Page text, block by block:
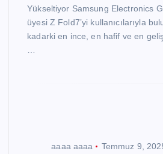
Yükseltiyor Samsung Electronics
üyesi Z Fold7’yi kullanıcılarıyla
kadarki en ince, en hafif ve en
aaaa aaaa Temmuz 9,